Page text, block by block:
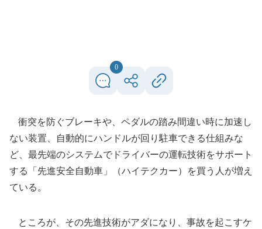
0
衝突を防ぐブレーキや、ペダルの踏み間違い時に加速し
ない装置、自動的にハンドルが回り駐車できる仕組みな
ど、最先端のシステムでドライバーの運転技術をサポート
する「先進安全自動車」（ハイテクカー）を買う人が増え
ている。
ところが、その先進技術がアダになり、事故を起こすケ